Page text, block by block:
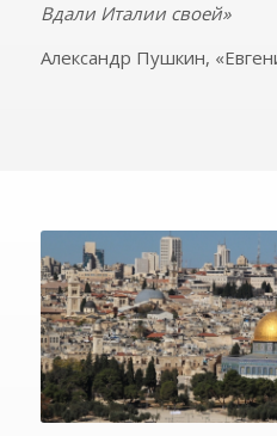
Вдали Италии своей»
Александр Пушкин,